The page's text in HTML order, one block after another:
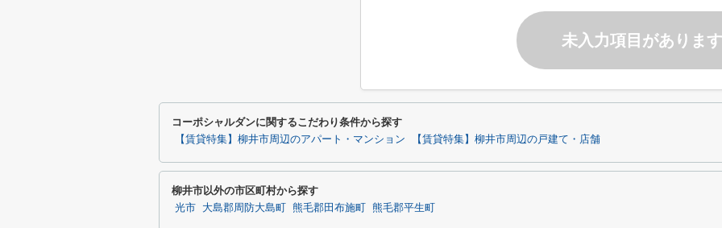
未入力項目があります
コーポシャルダンに関するこだわり条件から探す
【賃貸特集】柳井市周辺のアパート・マンション 【賃貸特集】柳井市周辺の戸建て・店舗
柳井市以外の市区町村から探す
光市 大島郡周防大島町 熊毛郡田布施町 熊毛郡平生町